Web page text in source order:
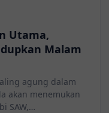
Utama,
Malam
agung dalam
akan menemukan
SAW,…